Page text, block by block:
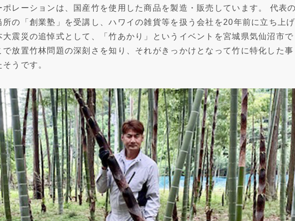
ポレーションは、国産竹を使用した商品を製造・販売しています。 代表
所の「創業塾」を受講し、ハワイの雑貨等を扱う会社を20年前に立ち上げ
大震災の追悼式として、「竹あかり」というイベントを宮城県気仙沼市で
で放置竹林問題の深刻さを知り、それがきっかけとなって竹に特化した事
うです。